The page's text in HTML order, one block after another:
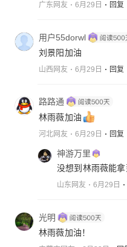
广东网友 6月29日 回复
用户55dorwl
刘景阳加油
山西网友 6月29日 回复
路路通
林雨薇加油
河北网友 6月29日 回复
神游万里
没想到林雨薇能拿
山东网友 6月29日
光明
林雨薇加油！